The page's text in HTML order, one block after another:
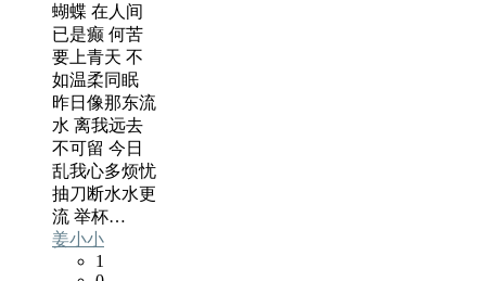
蝴蝶 在人间
已是癫 何苦
要上青天 不
如温柔同眠
昨日像那东流
水 离我远去
不可留 今日
乱我心多烦忧
抽刀断水水更
流 举杯…
姜小小
1